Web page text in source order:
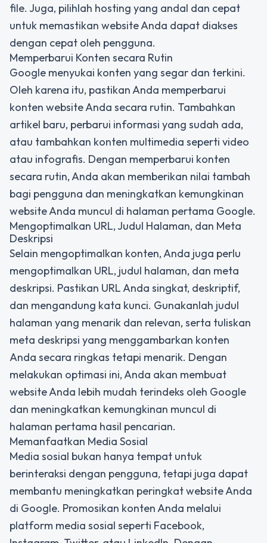
file. Juga, pilihlah hosting yang andal dan cepat
untuk memastikan website Anda dapat diakses
dengan cepat oleh pengguna.
Memperbarui Konten secara Rutin
Google menyukai konten yang segar dan terkini.
Oleh karena itu, pastikan Anda memperbarui
konten website Anda secara rutin. Tambahkan
artikel baru, perbarui informasi yang sudah ada,
atau tambahkan konten multimedia seperti video
atau infografis. Dengan memperbarui konten
secara rutin, Anda akan memberikan nilai tambah
bagi pengguna dan meningkatkan kemungkinan
website Anda muncul di halaman pertama Google.
Mengoptimalkan URL, Judul Halaman, dan Meta
Deskripsi
Selain mengoptimalkan konten, Anda juga perlu
mengoptimalkan URL, judul halaman, dan meta
deskripsi. Pastikan URL Anda singkat, deskriptif,
dan mengandung kata kunci. Gunakanlah judul
halaman yang menarik dan relevan, serta tuliskan
meta deskripsi yang menggambarkan konten
Anda secara ringkas tetapi menarik. Dengan
melakukan optimasi ini, Anda akan membuat
website Anda lebih mudah terindeks oleh Google
dan meningkatkan kemungkinan muncul di
halaman pertama hasil pencarian.
Memanfaatkan Media Sosial
Media sosial bukan hanya tempat untuk
berinteraksi dengan pengguna, tetapi juga dapat
membantu meningkatkan peringkat website Anda
di Google. Promosikan konten Anda melalui
platform media sosial seperti Facebook,